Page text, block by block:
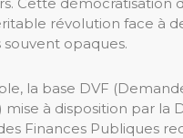
révolution face à
souvent opaques.
la base DVF
mise à disposition par la
Finances Publiques